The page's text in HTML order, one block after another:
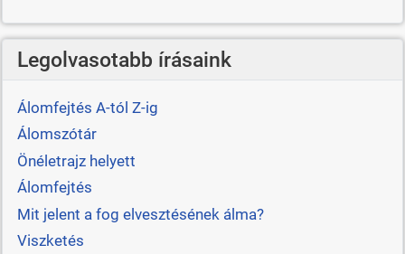
Legolvasotabb írásaink
Álomfejtés A-tól Z-ig
Álomszótár
Önéletrajz helyett
Álomfejtés
Mit jelent a fog elvesztésének álma?
Viszketés